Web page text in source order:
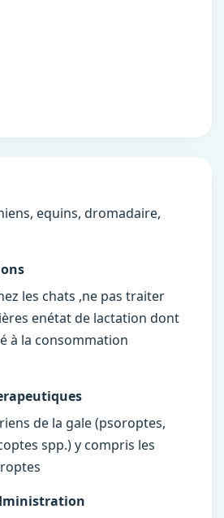
equins, dromadaire,
les chats ,ne pas traiter
enétat de lactation dont
à la consommation
de la gale (psoroptes,
spp.) y compris les